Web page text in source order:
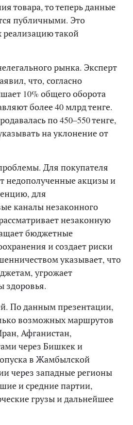
товара, то теперь данные
публичными. Это
такой
рынка. Эксперт
что, согласно
10% общего оборота
более 40 млрд тенге.
по 450–550 тенге,
на уклонение от
Для покупателя
недополученные акцизы и
для
каналы незаконного
незаконную
бюджетные
и создает риски
указывает, что
угрожает
здоровья.
По данным презентации,
возможных маршрутов
Афганистан,
через Бишкек и
в Жамбылской
через западные регионы
и средние партии,
грузы и дальнейшее